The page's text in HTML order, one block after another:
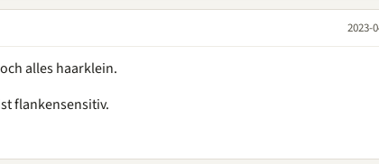
2023-
alles haarklein.
flankensensitiv.